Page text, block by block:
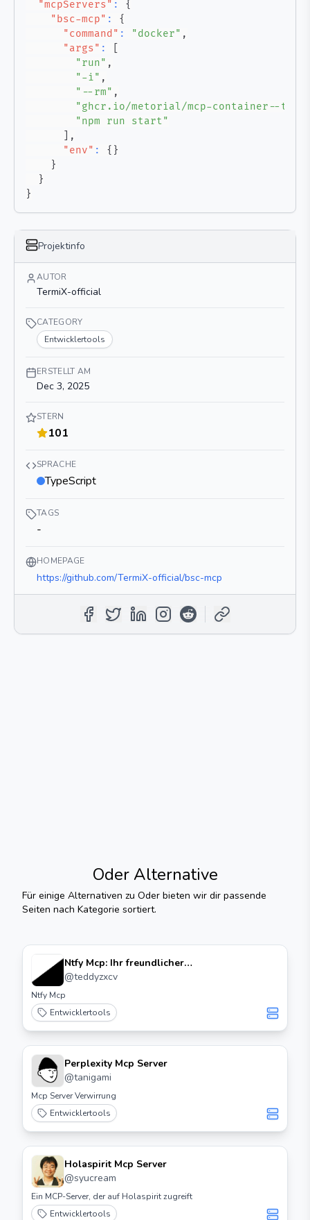
"mcpServers" :
{
"bsc-mcp" :
{
"command" : "docker" ,
"args" :
"run" ,
"-i" ,
"--rm" ,
"ghcr.io/metorial/mcp-container--
"npm run start"
,
"env" : { }
}
}
}
Projektinfo
AUTOR
TermiX-official
CATEGORY
Entwicklertools
ERSTELLT AM
Dec 3, 2025
STERN
101
SPRACHE
TypeScript
TAGS
-
HOMEPAGE
https://github.com/TermiX-official/bsc-mcp
Oder Alternative
Für einige Alternativen zu Oder bieten wir dir passende
Seiten nach Kategorie sortiert.
Ntfy Mcp: Ihr freundlicher
Benachrichtigungsdienst für
@teddyzxcv
Ntfy Mcp
Entwicklertools
Perplexity Mcp Server
@tanigami
Mcp Server Verwirrung
Entwicklertools
Holaspirit Mcp Server
@syucream
Ein MCP-Server, der auf Holaspirit zugreift
Entwicklertools